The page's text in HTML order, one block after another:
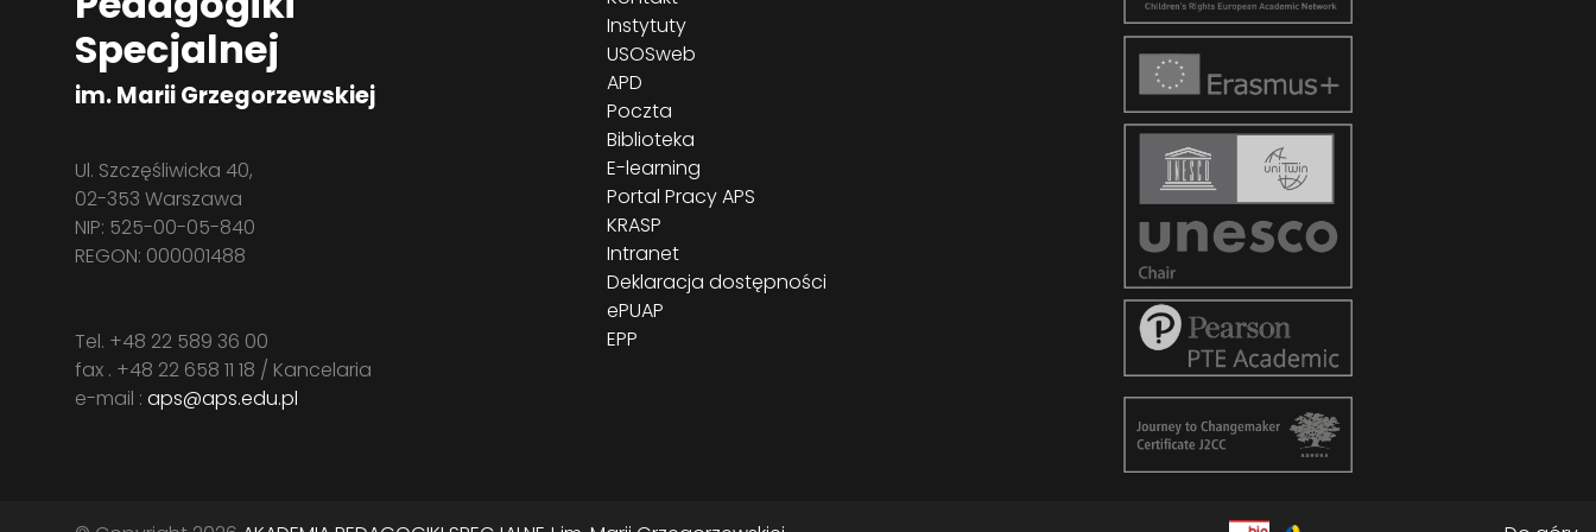
Specjalnej
im. Marii Grzegorzewskiej
Ul. Szczęśliwicka 40,
02-353 Warszawa
NIP: 525-00-05-840
REGON: 000001488
Tel. +48 22 589 36 00
fax . +48 22 658 11 18 / Kancelaria
e-mail : aps@aps.edu.pl
Instytuty
USOSweb
APD
Poczta
Biblioteka
E-learning
Portal Pracy APS
KRASP
Intranet
Deklaracja dostępności
ePUAP
EPP